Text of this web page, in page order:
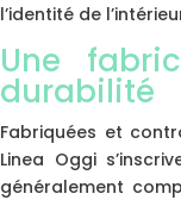
l’identité de
Une
durabilité
Fabriquées et
Linea Oggi
généralement